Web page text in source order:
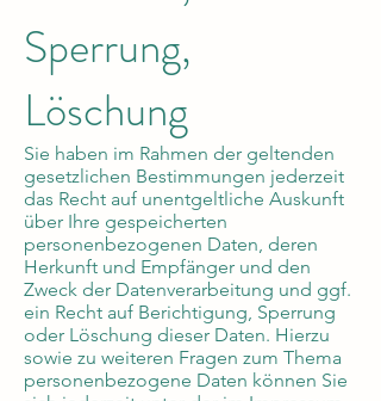
Sperrung,
Löschung
Sie haben im Rahmen der geltenden
gesetzlichen Bestimmungen jederzeit
das Recht auf unentgeltliche Auskunft
über Ihre gespeicherten
personenbezogenen Daten, deren
Herkunft und Empfänger und den
Zweck der Datenverarbeitung und ggf.
ein Recht auf Berichtigung, Sperrung
oder Löschung dieser Daten. Hierzu
sowie zu weiteren Fragen zum Thema
personenbezogene Daten können Sie